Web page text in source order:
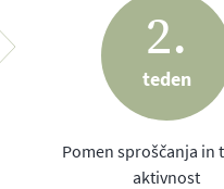
je res preprosto pripraviti.
jutranje vaje, katerih
s tematiko tistega
Zooma po eno uro.Pogovori
slišiva 2x po eno uro in v
2.
teden
Pomen sproščanja in
aktivnost